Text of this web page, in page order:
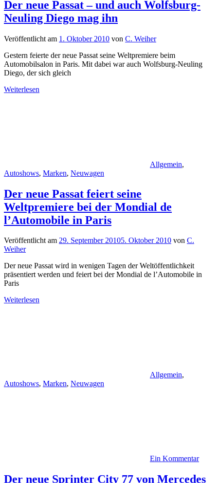
Der neue Passat – und auch Wolfsburg-
Neuling Diego mag ihn
Veröffentlicht am 1. Oktober 2010 von C. Weiher
Gestern feierte der neue Passat seine Weltpremiere beim
Automobilsalon in Paris. Mit dabei war auch Wolfsburg-Neuling
Diego, der sich gleich
Weiterlesen
Allgemein,
Autoshows, Marken, Neuwagen
Der neue Passat feiert seine
Weltpremiere bei der Mondial de
l’Automobile in Paris
Veröffentlicht am 29. September 20105. Oktober 2010 von C.
Weiher
Der neue Passat wird in wenigen Tagen der Weltöffentlichkeit
präsentiert werden und feiert bei der Mondial de l’Automobile in
Paris
Weiterlesen
Allgemein,
Autoshows, Marken, Neuwagen
Ein Kommentar
Der neue Sprinter City 77 von Mercedes